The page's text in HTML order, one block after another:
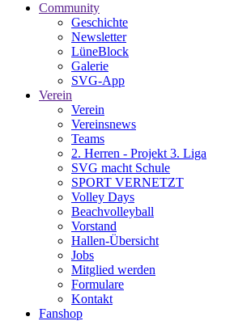
Community
Geschichte
Newsletter
LüneBlock
Galerie
SVG-App
Verein
Verein
Vereinsnews
Teams
2. Herren - Projekt 3. Liga
SVG macht Schule
SPORT VERNETZT
Volley Days
Beachvolleyball
Vorstand
Hallen-Übersicht
Jobs
Mitglied werden
Formulare
Kontakt
Fanshop